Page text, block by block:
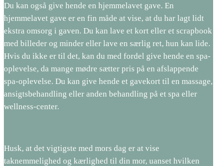
Du kan også give hende en hjemmelavet gave. En
hjemmelavet gave er en fin måde at vise, at du har lagt lidt
ekstra omsorg i gaven. Du kan lave et kort eller et scrapbook
med billeder og minder eller lave en særlig ret, hun kan lide.
Hvis du ikke er til det, kan du med fordel give hende en spa-
oplevelse, da mange mødre sætter pris på en afslappende
spa-oplevelse. Du kan give hende et gavekort til en massage,
ansigtsbehandling eller anden behandling på et spa eller
wellness-center.
Husk, at det vigtigste med mors dag er at vise
taknemmelighed og kærlighed til din mor, uanset hvilken